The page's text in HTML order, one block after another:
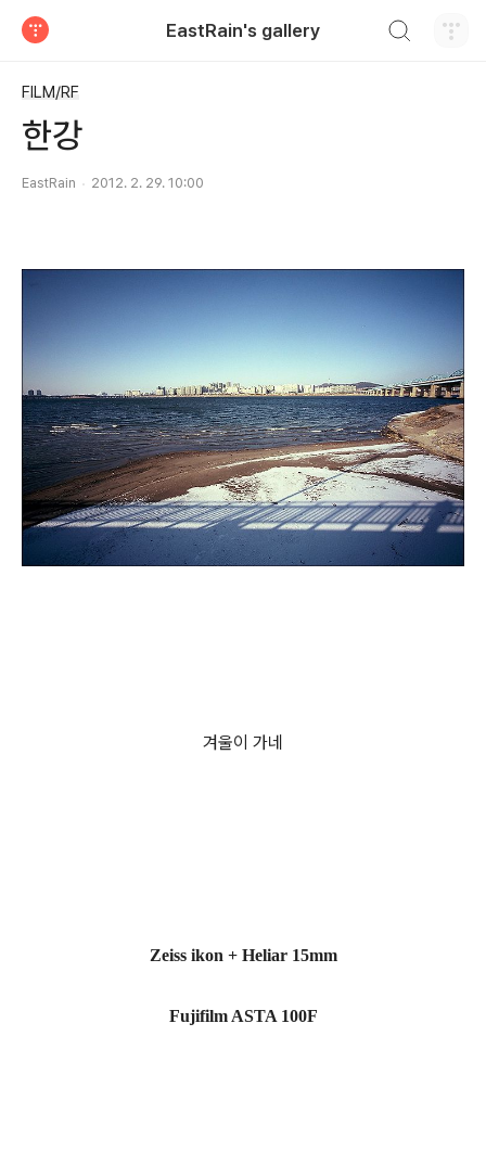
EastRain's gallery
FILM/RF
한강
EastRain 2012. 2. 29. 10:00
겨울이 가네
Zeiss ikon + Heliar 15mm
Fujifilm ASTA 100F